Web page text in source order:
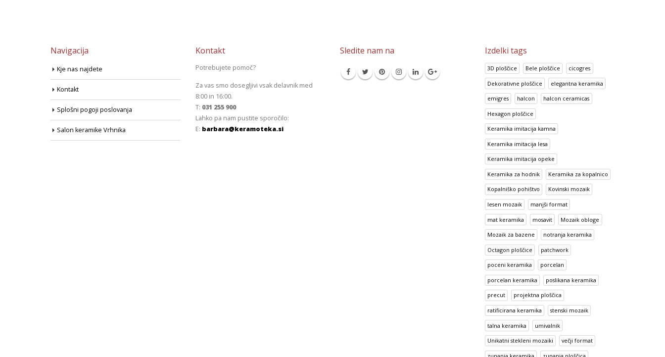
Navigacija
Kje nas najdete
Kontakt
Splošni pogoji poslovanja
Salon keramike Vrhnika
Kontakt
Potrebujete pomoč?
Za vas smo dosegljivi vsak delavnik med
8:00 in 16:00.
T: 031 255 900
Lahko pa nam pustite sporočilo:
E: barbara@keramoteka.si
Sledite nam na Izdelki tags
3D ploščice Bele ploščice cicogres
Dekorativne ploščice elegantna keramika
emigres halcon halcon ceramicas
Hexagon ploščice
Keramika imitacija kamna
Keramika imitacija lesa
Keramika imitacija opeke
Keramika za hodnik Keramika za kopalnico
Kopalniško pohištvo Kovinski mozaik
lesen mozaik manjši format
mat keramika mosavit Mozaik obloge
Mozaik za bazene notranja keramika
Octagon ploščice patchwork
poceni keramika porcelan
porcelan keramika poslikana keramika
precut projektna ploščica
ratificirana keramika stenski mozaik
talna keramika umivalnik
Unikatni stekleni mozaiki večji format